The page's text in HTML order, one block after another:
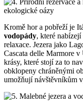
Kromě hor a pobřeží je
vodopády, které
relaxace. Jezera jako
Cascata delle Marmore
krásy, které stojí za to
obklopeny chráněnými
umožňují návštěvníkům